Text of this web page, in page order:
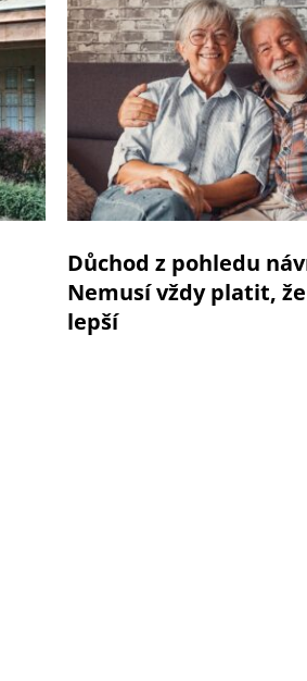
Důchod z pohledu
Nemusí vždy platit,
lepší